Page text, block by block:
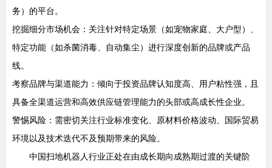
务）的平台。
挖掘细分市场机会：关注针对特定场景（如宠物家庭、大户型）、
特定功能（如杀菌消毒、自动集尘）进行深度创新的品牌或产品
线。
考察品牌与渠道能力：倾向于投资品牌认知度高、用户粘性强，且
具备全渠道运营和高效供应链管理能力的头部或高成长性企业。
警惕风险：需密切关注行业标准变化、原材料价格波动、国际贸易
环境以及技术迭代不及预期带来的风险。
中国扫地机器人行业正处在由成长期向成熟期过渡的关键阶